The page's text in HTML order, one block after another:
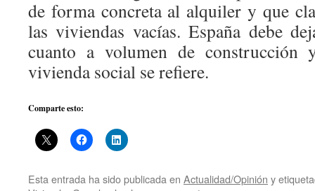
de forma concreta al alquiler y que
las viviendas vacías. España debe
cuanto a volumen de construcción
vivienda social se refiere.
Comparte esto:
Esta entrada ha sido publicada en Actualidad/Opinión y